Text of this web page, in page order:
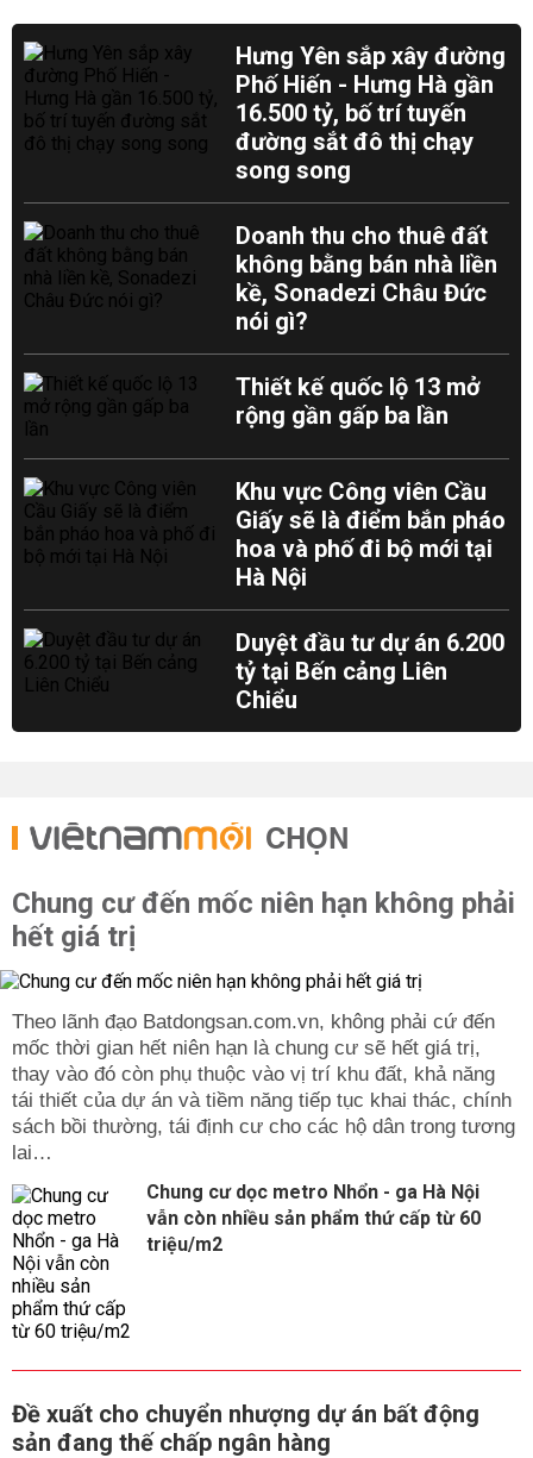
Hưng Yên sắp xây đường
Phố Hiến - Hưng Hà gần
16.500 tỷ, bố trí tuyến
đường sắt đô thị chạy
song song
Doanh thu cho thuê đất
không bằng bán nhà liền
kề, Sonadezi Châu Đức
nói gì?
Thiết kế quốc lộ 13 mở
rộng gần gấp ba lần
Khu vực Công viên Cầu
Giấy sẽ là điểm bắn pháo
hoa và phố đi bộ mới tại
Hà Nội
Duyệt đầu tư dự án 6.200
tỷ tại Bến cảng Liên
Chiểu
CHỌN
Chung cư đến mốc niên hạn không phải
hết giá trị
Theo lãnh đạo Batdongsan.com.vn, không phải cứ đến
mốc thời gian hết niên hạn là chung cư sẽ hết giá trị,
thay vào đó còn phụ thuộc vào vị trí khu đất, khả năng
tái thiết của dự án và tiềm năng tiếp tục khai thác, chính
sách bồi thường, tái định cư cho các hộ dân trong tương
lai…
Chung cư dọc metro Nhổn - ga Hà Nội
vẫn còn nhiều sản phẩm thứ cấp từ 60
triệu/m2
Đề xuất cho chuyển nhượng dự án bất động
sản đang thế chấp ngân hàng